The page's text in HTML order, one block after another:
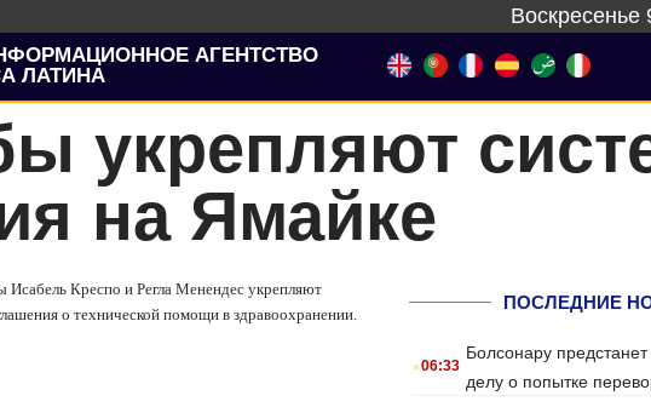
Воскресенье
АГЕНТСТВО
ЛАТИНА
укрепляют
на Ямайке
Исабель Креспо и Регла Менендес укрепляют
о технической помощи в здравоохранении.
ПОСЛЕДНИЕ
.06:33
Болсонару
делу о попытке